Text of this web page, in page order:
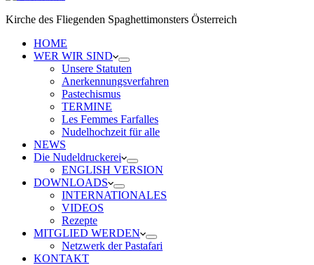
Kirche des Fliegenden Spaghettimonsters Österreich
HOME
WER WIR SIND
Unsere Statuten
Anerkennungsverfahren
Pastechismus
TERMINE
Les Femmes Farfalles
Nudelhochzeit für alle
NEWS
Die Nudeldruckerei
ENGLISH VERSION
DOWNLOADS
INTERNATIONALES
VIDEOS
Rezepte
MITGLIED WERDEN
Netzwerk der Pastafari
KONTAKT